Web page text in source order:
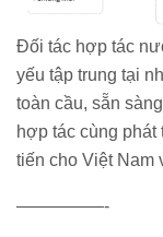
Đối tác hợp tác
yếu tập trung tại
toàn cầu, sẵn
hợp tác cùng
tiến cho Việt Nam
—————-